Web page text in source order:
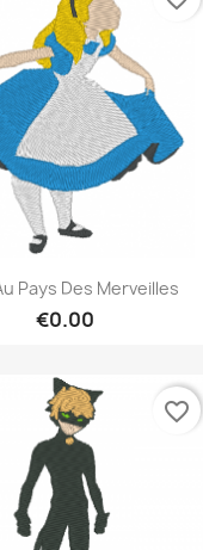
Quick view
Pays Des Merveilles
€0.00
favorite_border